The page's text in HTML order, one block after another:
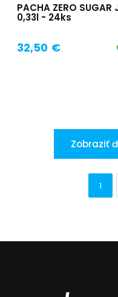
PACHA ZERO
0,33l - 24ks
32,50 €
Zobraziť
1